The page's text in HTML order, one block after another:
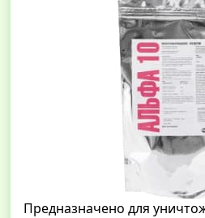
Предназначено для